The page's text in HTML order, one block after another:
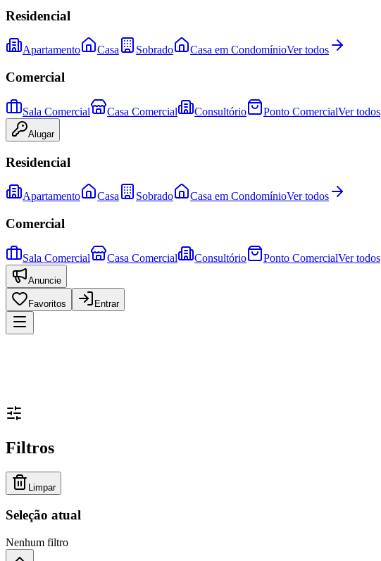
Residencial
Apartamento Casa Sobrado Casa em CondomínioVer todos
Comercial
Sala Comercial Casa Comercial Consultório Ponto ComercialVer todos
Alugar
Residencial
Apartamento Casa Sobrado Casa em CondomínioVer todos
Comercial
Sala Comercial Casa Comercial Consultório Ponto ComercialVer todos
Anuncie
Favoritos Entrar
Filtros
Limpar
Seleção atual
Nenhum filtro